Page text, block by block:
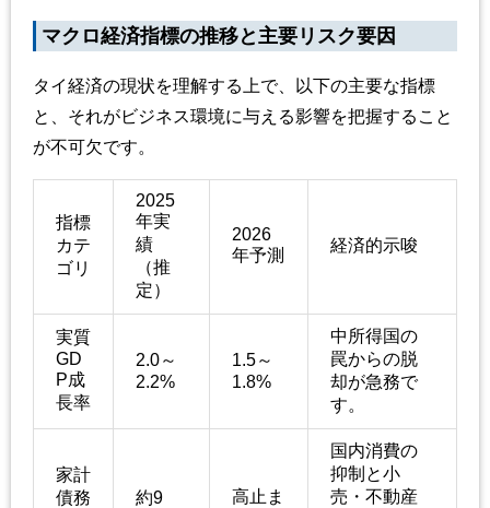
マクロ経済指標の推移と主要リスク要因
タイ経済の現状を理解する上で、以下の主要な指標
と、それがビジネス環境に与える影響を把握すること
が不可欠です。
指標
カテ
ゴリ
2025
年実
績
（推
定）
2026
年予測
経済的示唆
実質
GD
P成
長率
2.0～
2.2%
1.5～
1.8%
中所得国の
罠からの脱
却が急務で
す。
家計
債務
約9
高止ま
国内消費の
抑制と小
売・不動産